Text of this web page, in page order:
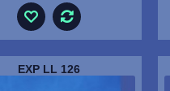
EXP LL 126